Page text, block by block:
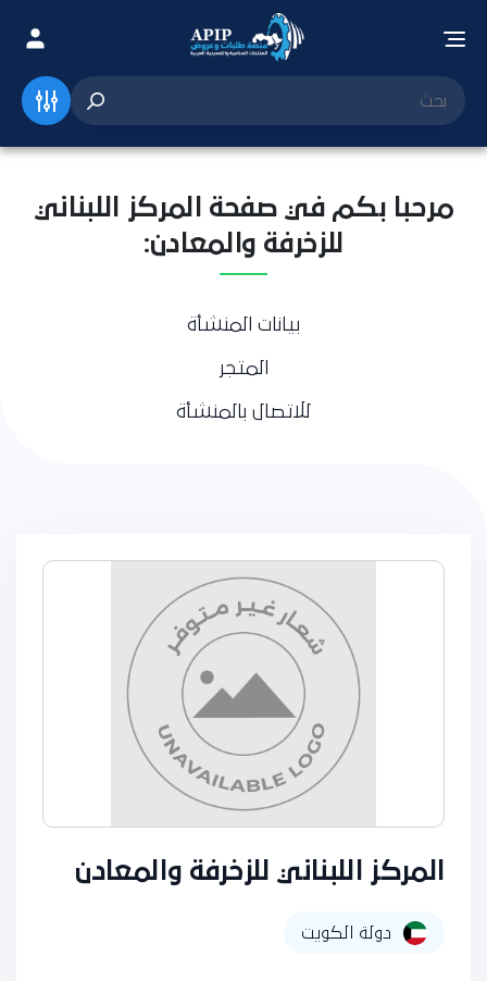
مرحبا بكم في صفحة المركز اللبناني
للزخرفة والمعادن:
بيانات المنشأة
المتجر
للاتصال بالمنشأة
المركز اللبناني للزخرفة والمعادن
دولة الكويت